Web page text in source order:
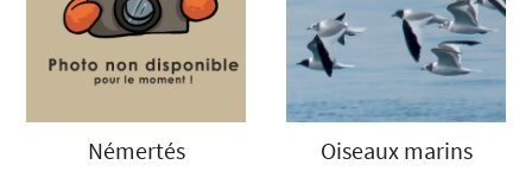
Némertés Oiseaux marins